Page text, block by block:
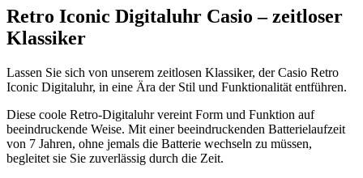
Vintage
Style
Menge
Retro Iconic Digitaluhr Casio – zeitloser
Klassiker
Lassen Sie sich von unserem zeitlosen Klassiker, der Casio Retro
Iconic Digitaluhr, in eine Ära der Stil und Funktionalität entführen.
Diese coole Retro-Digitaluhr vereint Form und Funktion auf
beeindruckende Weise. Mit einer beeindruckenden Batterielaufzeit
von 7 Jahren, ohne jemals die Batterie wechseln zu müssen,
begleitet sie Sie zuverlässig durch die Zeit.